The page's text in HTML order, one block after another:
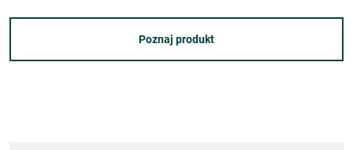
Poznaj produkt